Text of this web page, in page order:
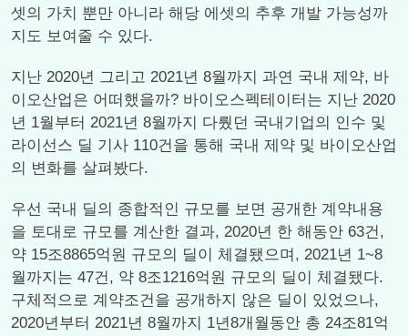
셋의 가치 뿐만 아니라 해당 에셋의 추후 개발 가능성까
지도 보여줄 수 있다.
지난 2020년 그리고 2021년 8월까지 과연 국내 제약, 바
이오산업은 어떠했을까? 바이오스펙테이터는 지난 2020
년 1월부터 2021년 8월까지 다뤘던 국내기업의 인수 및
라이선스 딜 기사 110건을 통해 국내 제약 및 바이오산업
의 변화를 살펴봤다.
우선 국내 딜의 종합적인 규모를 보면 공개한 계약내용
을 토대로 규모를 계산한 결과, 2020년 한 해동안 63건,
약 15조8865억원 규모의 딜이 체결됐으며, 2021년 1~8
월까지는 47건, 약 8조1216억원 규모의 딜이 체결됐다.
구체적으로 계약조건을 공개하지 않은 딜이 있었으나,
2020년부터 2021년 8월까지 1년8개월동안 총 24조81억